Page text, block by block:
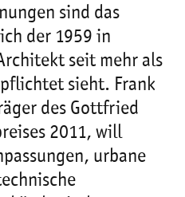
sind das
der 1959 in
seit mehr als
sieht. Frank
des Gottfried
2011, will
urbane